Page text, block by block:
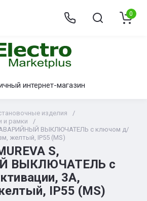
интернет-магазин
0
изделия
/
и рамки
/
АВАРИЙНЫЙ ВЫКЛЮЧАТЕЛЬ с ключом д/
желтый, IP55 (MS)
S,
ВЫКЛЮЧАТЕЛЬ с
3А,
IP55 (MS)